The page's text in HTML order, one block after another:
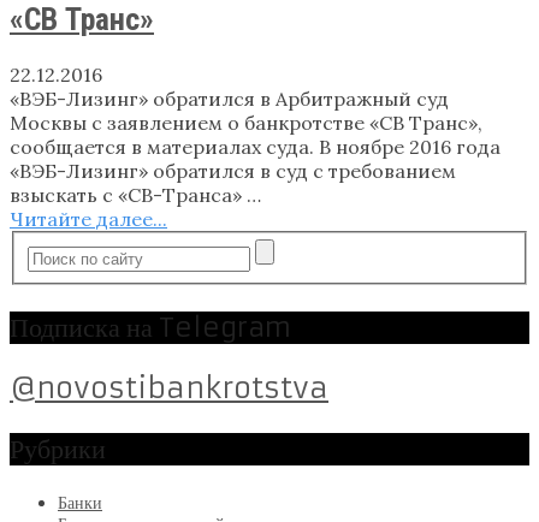
«СВ Транс»
22.12.2016
«ВЭБ-Лизинг» обратился в Арбитражный суд
Москвы с заявлением о банкротстве «СВ Транс»,
сообщается в материалах суда. В ноябре 2016 года
«ВЭБ-Лизинг» обратился в суд с требованием
взыскать с «СВ-Транса» …
Читайте далее...
Подписка на Telegram
@novostibankrotstva
Рубрики
Банки